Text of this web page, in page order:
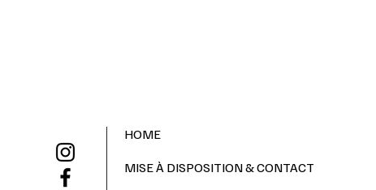
HOME
MISE À DISPOSITION & CONTACT